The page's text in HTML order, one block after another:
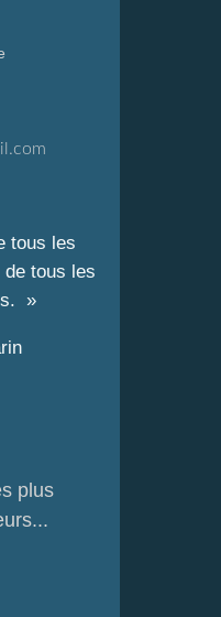
tous les
tous les
»
plus